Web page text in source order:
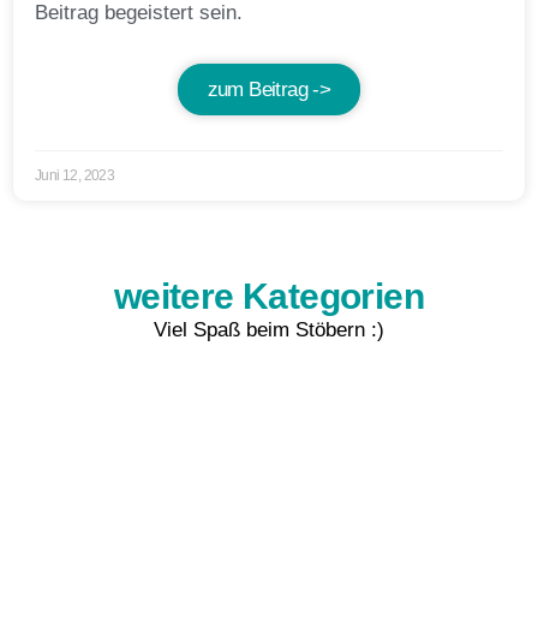
Beitrag begeistert sein.
zum Beitrag ->
Juni 12, 2023
weitere Kategorien
Viel Spaß beim Stöbern :)